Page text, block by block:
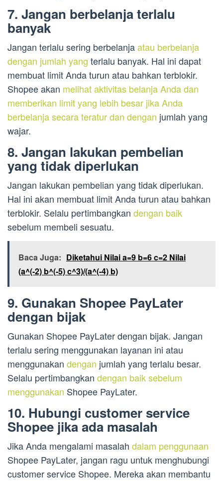
7. Jangan berbelanja terlalu
banyak
Jangan terlalu sering berbelanjaatau berbelanja
dengan jumlah yang terlalu banyak. Hal ini dapat
membuat limit Anda turun atau bahkan terblokir.
Shopee akan melihat aktivitas belanja Anda dan
memberikan limit yang lebih besar jika Anda
berbelanja secara teratur dan dengan jumlah yang
wajar.
8. Jangan lakukan pembelian
yang tidak diperlukan
Jangan lakukan pembelian yang tidak diperlukan.
Hal ini akan membuat limit Anda turun atau bahkan
terblokir. Selalu pertimbangkan dengan baik
sebelum membeli sesuatu.
Baca Juga: Diketahui Nilai a=9 b=6 c=2 Nilai
(a^(-2) b^(-5) c^3)/(a^(-4) b)
9. Gunakan Shopee PayLater
dengan bijak
Gunakan Shopee PayLater dengan bijak. Jangan
terlalu sering menggunakan layanan ini atau
menggunakan dengan jumlah yang terlalu besar.
Selalu pertimbangkan dengan baik sebelum
menggunakan Shopee PayLater.
10. Hubungi customer service
Shopee jika ada masalah
Jika Anda mengalami masalah dalam penggunaan
Shopee PayLater, jangan ragu untuk menghubungi
customer service Shopee. Mereka akan membantu